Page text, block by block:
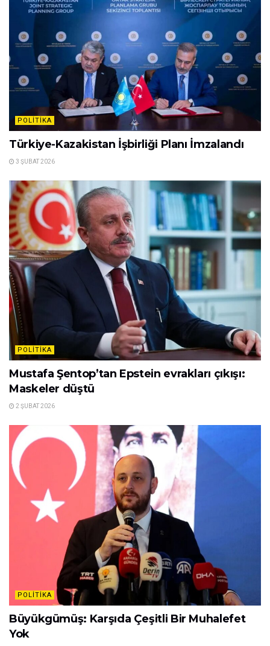
POLITIKA
Türkiye-Kazakistan İşbirliği Planı İmzalandı
3 ŞUBAT 2026
POLITIKA
Mustafa Şentop’tan Epstein evrakları çıkışı:
Maskeler düştü
2 ŞUBAT 2026
POLITIKA
Büyükgümüş: Karşıda Çeşitli Bir Muhalefet
Yok